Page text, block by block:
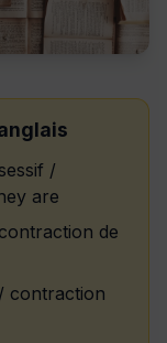
/
are
de
contraction